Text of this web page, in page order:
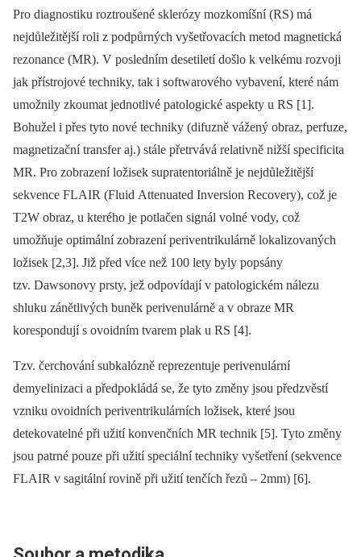
Pro diagnostiku roztroušené sklerózy mozkomíšní (RS) má
nejdůležitější roli z podpůrných vyšetřovacích metod magnetická
rezonance (MR). V posledním desetiletí došlo k velkému rozvoji
jak přístrojové techniky, tak i softwarového vybavení, které nám
umožnily zkoumat jednotlivé patologické aspekty u RS [1].
Bohužel i přes tyto nové techniky (difuzně vážený obraz, perfuze,
magnetizační transfer aj.) stále přetrvává relativně nižší specificita
MR. Pro zobrazení ložisek supratentoriálně je nejdůležitější
sekvence FLAIR (Fluid Attenuated Inversion Recovery), což je
T2W obraz, u kterého je potlačen signál volné vody, což
umožňuje optimální zobrazení periventrikulárně lokalizovaných
ložisek [2,3]. Již před více než 100 lety byly popsány
tzv. Dawsonovy prsty, jež odpovídají v patologickém nálezu
shluku zánětlivých buněk perivenulárně a v obraze MR
korespondují s ovoidním tvarem plak u RS [4].
Tzv. čerchování subkalózně reprezentuje perivenulární
demyelinizaci a předpokládá se, že tyto změny jsou předzvěstí
vzniku ovoidních periventrikulárních ložisek, které jsou
detekovatelné při užití konvenčních MR technik [5]. Tyto změny
jsou patrné pouze při užití speciální techniky vyšetření (sekvence
FLAIR v sagitální rovině při užití tenčích řezů –⁠ 2mm) [6].